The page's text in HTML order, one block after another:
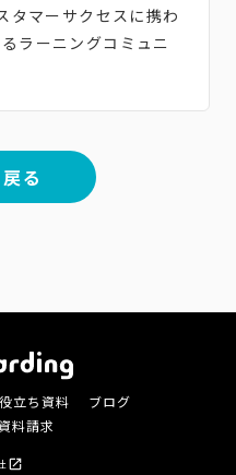
タマーサクセスに携わ
ラーニングコミュニ
る
立ち資料
ブログ
料請求
open_in_new